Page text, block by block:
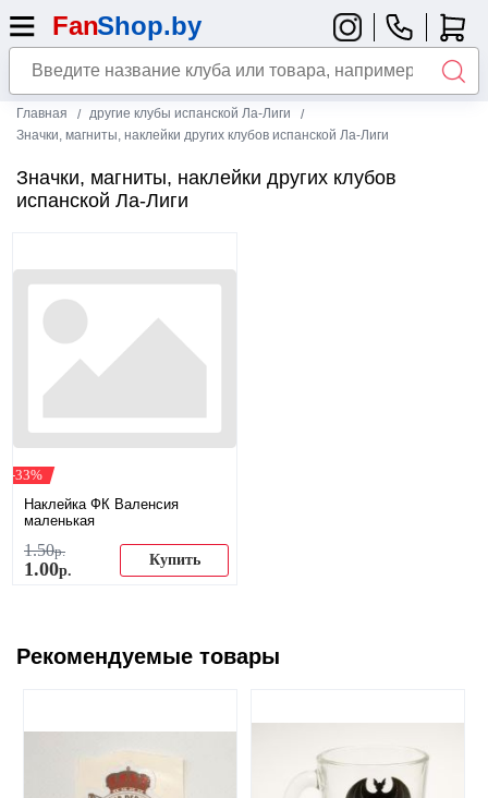
Главная
другие клубы испанской Ла-Лиги
Значки, магниты, наклейки других клубов испанской Ла-Лиги
Значки, магниты, наклейки других клубов
испанской Ла-Лиги
-33%
Наклейка ФК Валенсия
маленькая
1.50р.
1.00р.
Купить
Рекомендуемые товары